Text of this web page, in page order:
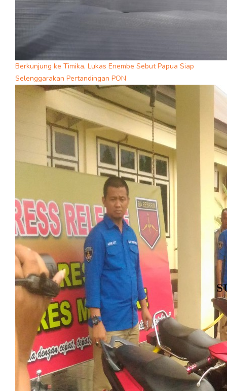
Berkunjung ke Timika, Lukas Enembe Sebut Papua Siap
Selenggarakan Pertandingan PON